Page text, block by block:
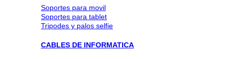
Soportes para movil
Soportes para tablet
Tripodes y palos selfie
CABLES DE INFORMATICA